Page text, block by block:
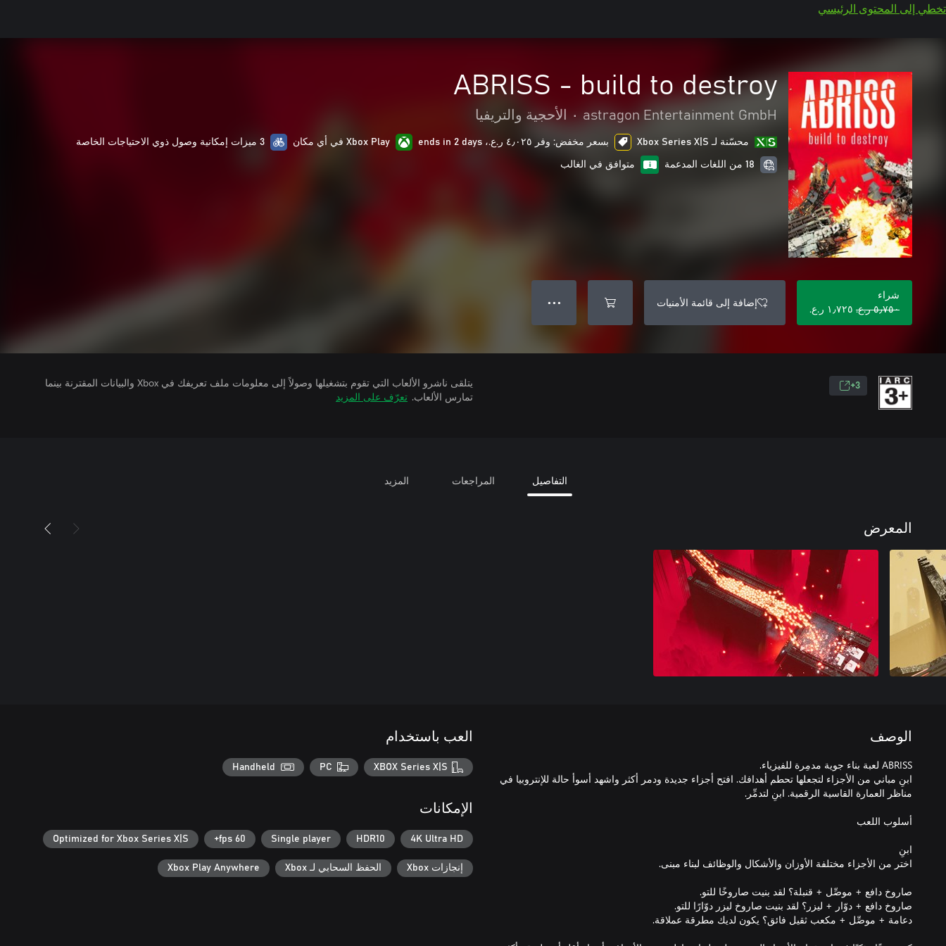
تخطي إلى المحتوى الرئيسي
ABRISS - build to destroy
astragon Entertainment GmbH
• الأحجية والتريفيا
محسّنة لـ Xbox Series X|S بسعر مخفض: وفر ٤٫٠٢٥ ر.ع.‏، ends in 2 days Xbox Play في أي مكان 3 ميزات إمكانية وصول ذوي الاحتياجات الخاصة
18 من اللغات المدعمة متوافق في الغالب
شراء
٥٫٧٥٠ ر.ع.‏
١٫٧٢٥ ر.ع.‏
إضافة إلى قائمة الأمنيات ● ● ●
3+
يتلقى ناشرو الألعاب التي تقوم بتشغيلها وصولاً إلى معلومات ملف تعريفك في Xbox والبيانات المقترنة بينما
تمارس الألعاب. تعرّف على المزيد
التفاصيل المراجعات المزيد
المعرض
الوصف
ابنِ مباني من الأجزاء لتجعلها تحطم أهدافك. افتح أجزاء جديدة ودمر أكثر واشهد أسوأ حالة للإنتروبيا في
العب باستخدام
XBOX Series X|S
PC
Handheld
الإمكانات
4K Ultra HD
HDR10
Single player
60 fps+
Optimized for Xbox Series X|S
إنجازات Xbox الحفظ السحابي لـ Xbox Xbox Play Anywhere